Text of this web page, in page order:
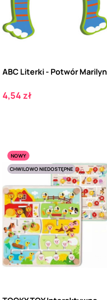
ABC Literki - Potwór Marilyn
Cena
4,54 zł
NOWY
CHWILOWO NIEDOSTĘPNE